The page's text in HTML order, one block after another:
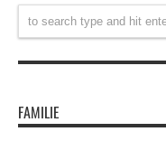
FAMILIE